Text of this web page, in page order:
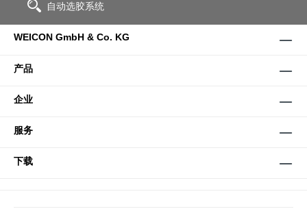
自动选胶系统
WEICON GmbH & Co. KG
产品
企业
服务
下载